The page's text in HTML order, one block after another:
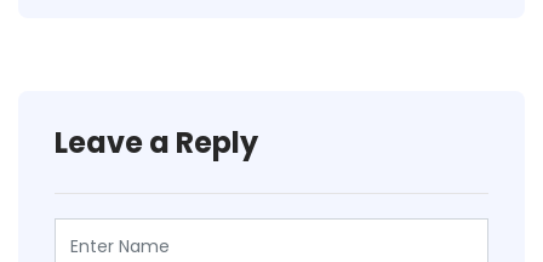
Leave a Reply